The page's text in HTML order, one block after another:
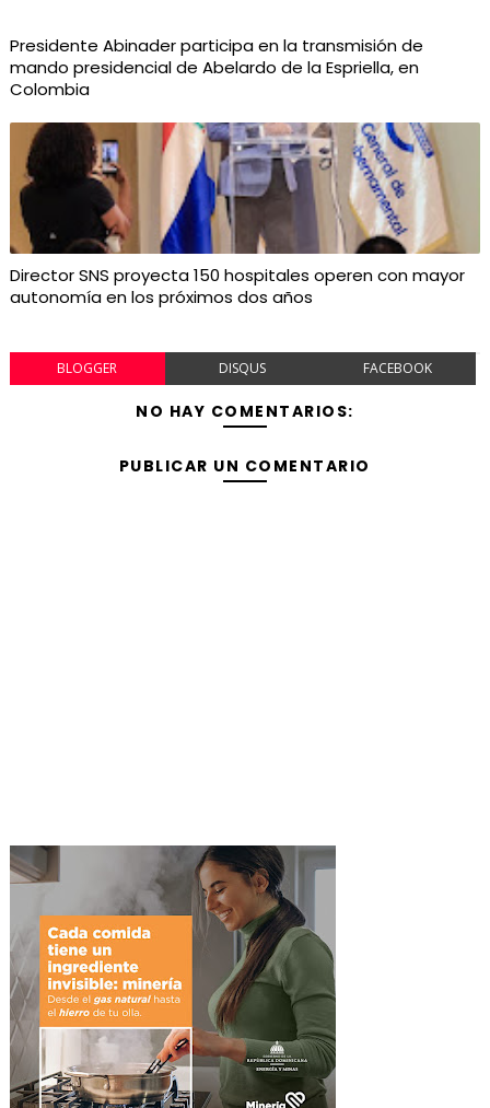
Presidente Abinader participa en la transmisión de
mando presidencial de Abelardo de la Espriella, en
Colombia
Director SNS proyecta 150 hospitales operen con mayor
autonomía en los próximos dos años
BLOGGER DISQUS FACEBOOK
NO HAY COMENTARIOS:
PUBLICAR UN COMENTARIO